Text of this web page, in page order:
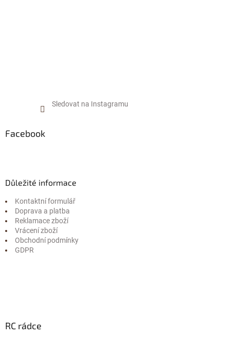
Sledovat na Instagramu
Facebook
Důležité informace
Kontaktní formulář
Doprava a platba
Reklamace zboží
Vrácení zboží
Obchodní podmínky
GDPR
RC rádce